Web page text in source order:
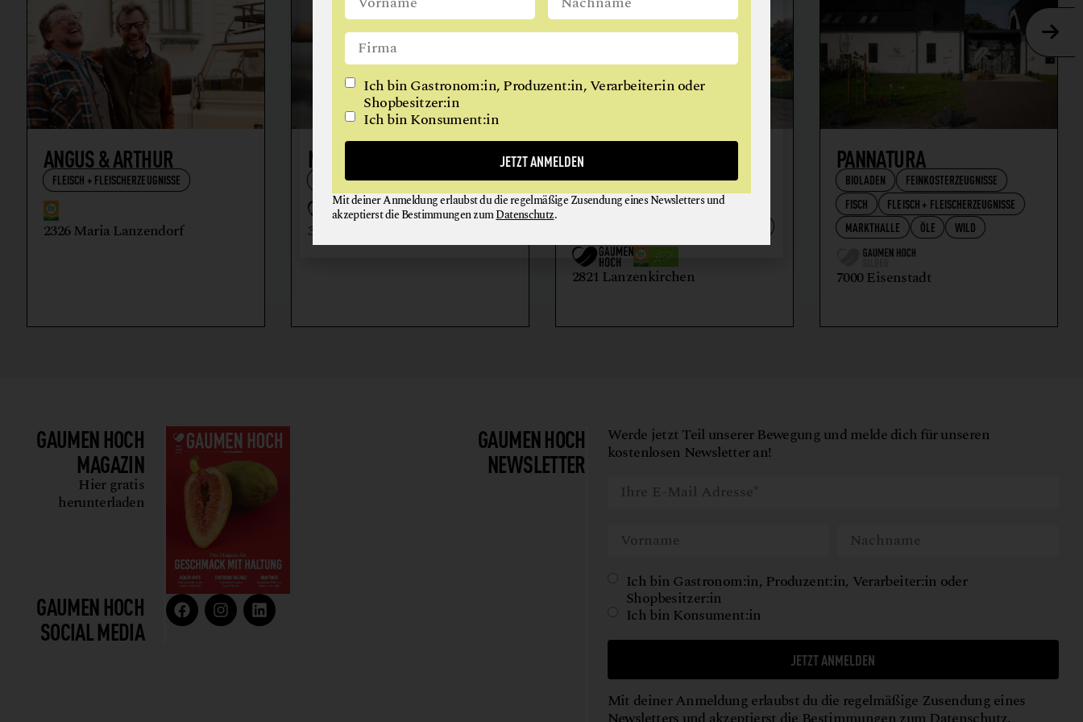
WIEN
ANGUS & ARTHUR
FLEISCH + FLEISCHERZEUGNISSE
2326 Maria Lanzendorf
NIKOLAIHOF
3512 Mautern an der Donau
BIO-LANDWIRTSCHAFT
LILIENHOF
EIER + EIPRODUKTE
GEMÜSE
2821 Lanzenkirchen
PANNATURA
BIOLADEN
FEINKOSTERZEUGNISSE
FISCH
FLEISCH + FLEISCHERZEUGNISSE
MARKTHALLE
ÖLE WILD
7000 Eisenstadt
GAUMEN HOCH
MAGAZIN
Hier gratis
herunterladen
GAUMEN HOCH
SOCIAL MEDIA
GAUMEN HOCH
NEWSLETTER
Werde jetzt Teil unserer Bewegung und melde dich für unseren
kostenlosen Newsletter an!
Ich bin Gastronom:in, Produzent:in, Verarbeiter:in oder
Shopbesitzer:in
Ich bin Konsument:in
JETZT ANMELDEN
Mit deiner Anmeldung erlaubst du die regelmäßige Zusendung eines
Ich bin Gastronom:in, Produzent:in, Verarbeiter:in oder
Shopbesitzer:in
Ich bin Konsument:in
JETZT ANMELDEN
Mit deiner Anmeldung erlaubst du die regelmäßige Zusendung eines Newsletters und
akzeptierst die Bestimmungen zumDatenschutz.